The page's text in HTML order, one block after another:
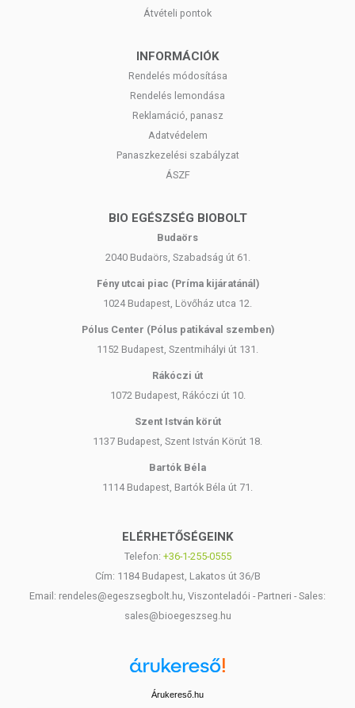
Átvételi pontok
INFORMÁCIÓK
Rendelés módosítása
Rendelés lemondása
Reklamáció, panasz
Adatvédelem
Panaszkezelési szabályzat
ÁSZF
BIO EGÉSZSÉG BIOBOLT
Budaörs
2040 Budaörs, Szabadság út 61.
Fény utcai piac (Príma kijáratánál)
1024 Budapest, Lövőház utca 12.
Pólus Center (Pólus patikával szemben)
1152 Budapest, Szentmihályi út 131.
Rákóczi út
1072 Budapest, Rákóczi út 10.
Szent István körút
1137 Budapest, Szent István Körút 18.
Bartók Béla
1114 Budapest, Bartók Béla út 71.
ELÉRHETŐSÉGEINK
Telefon: +36-1-255-0555
Cím: 1184 Budapest, Lakatos út 36/B
Email: rendeles@egeszsegbolt.hu, Viszonteladói - Partneri - Sales:
sales@bioegeszseg.hu
Árukereső.hu